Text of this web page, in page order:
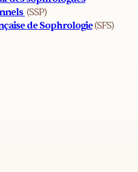
(SSP)
de Sophrologie(SFS)